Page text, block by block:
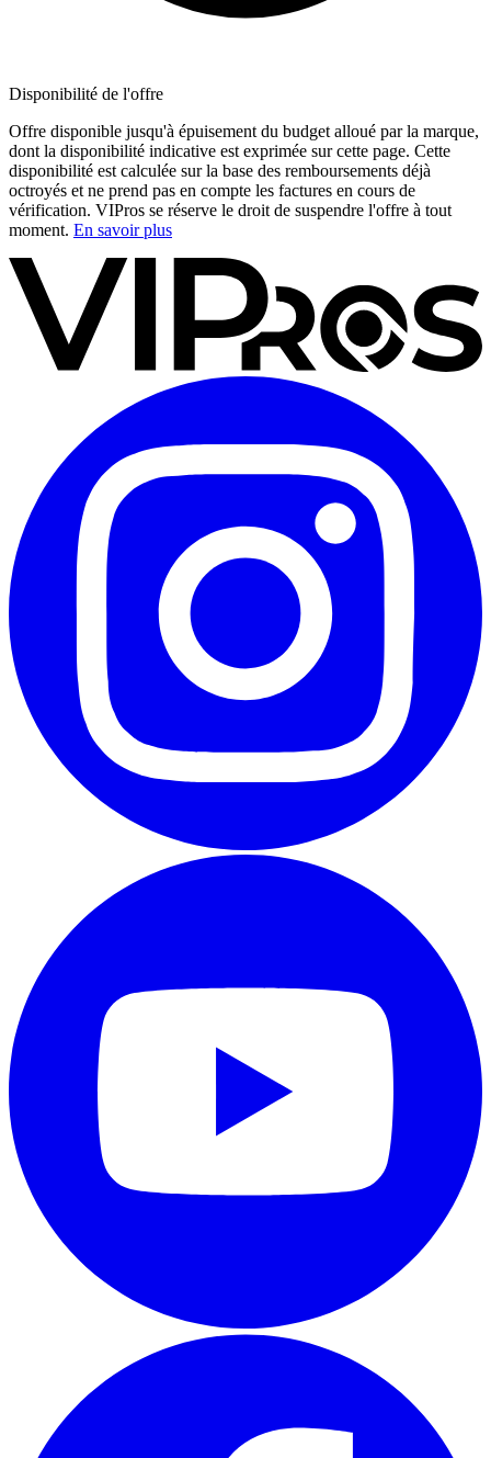
Disponibilité de l'offre
Offre disponible jusqu'à épuisement du budget alloué par la marque,
dont la disponibilité indicative est exprimée sur cette page. Cette
disponibilité est calculée sur la base des remboursements déjà
octroyés et ne prend pas en compte les factures en cours de
vérification. VIPros se réserve le droit de suspendre l'offre à tout
moment. En savoir plus